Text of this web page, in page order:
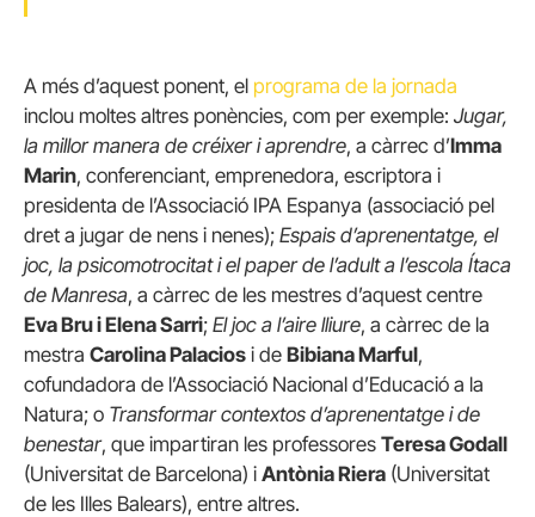
A més d’aquest ponent, el programa de la jornada
inclou moltes altres ponències, com per exemple: Jugar,
la millor manera de créixer i aprendre, a càrrec d’Imma
Marin, conferenciant, emprenedora, escriptora i
presidenta de l’Associació IPA Espanya (associació pel
dret a jugar de nens i nenes); Espais d’aprenentatge, el
joc, la psicomotrocitat i el paper de l’adult a l’escola Ítaca
de Manresa, a càrrec de les mestres d’aquest centre
Eva Bru i Elena Sarri; El joc a l’aire lliure, a càrrec de la
mestra Carolina Palacios i de Bibiana Marful,
cofundadora de l’Associació Nacional d’Educació a la
Natura; o Transformar contextos d’aprenentatge i de
benestar, que impartiran les professores Teresa Godall
(Universitat de Barcelona) i Antònia Riera (Universitat
de les Illes Balears), entre altres.